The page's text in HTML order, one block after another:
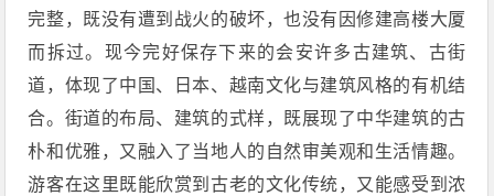
完整，既没有遭到战火的破坏，也没有因修建高楼大厦
而拆过。现今完好保存下来的会安许多古建筑、古街
道，体现了中国、日本、越南文化与建筑风格的有机结
合。街道的布局、建筑的式样，既展现了中华建筑的古
朴和优雅，又融入了当地人的自然审美观和生活情趣。
游客在这里既能欣赏到古老的文化传统，又能感受到浓